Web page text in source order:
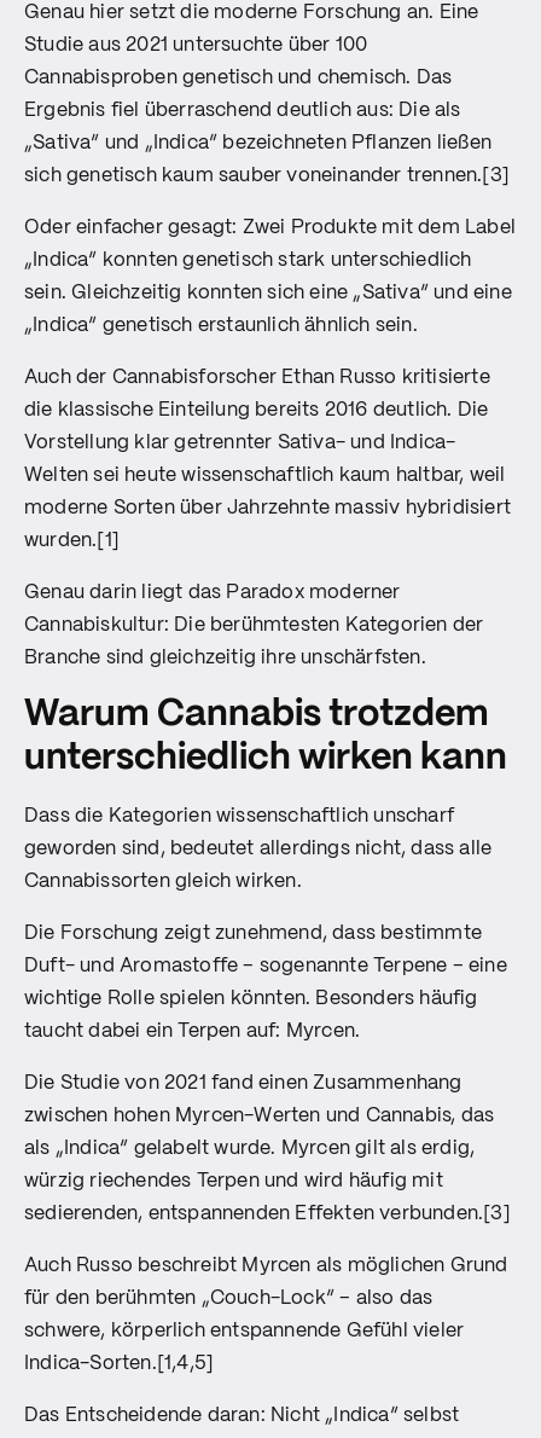
Genau hier setzt die moderne Forschung an. Eine
Studie aus 2021 untersuchte über 100
Cannabisproben genetisch und chemisch. Das
Ergebnis fiel überraschend deutlich aus: Die als
„Sativa“ und „Indica“ bezeichneten Pflanzen ließen
sich genetisch kaum sauber voneinander trennen.[3]
Oder einfacher gesagt: Zwei Produkte mit dem Label
„Indica“ konnten genetisch stark unterschiedlich
sein. Gleichzeitig konnten sich eine „Sativa“ und eine
„Indica“ genetisch erstaunlich ähnlich sein.
Auch der Cannabisforscher Ethan Russo kritisierte
die klassische Einteilung bereits 2016 deutlich. Die
Vorstellung klar getrennter Sativa- und Indica-
Welten sei heute wissenschaftlich kaum haltbar, weil
moderne Sorten über Jahrzehnte massiv hybridisiert
wurden.[1]
Genau darin liegt das Paradox moderner
Cannabiskultur: Die berühmtesten Kategorien der
Branche sind gleichzeitig ihre unschärfsten.
Warum Cannabis trotzdem
unterschiedlich wirken kann
Dass die Kategorien wissenschaftlich unscharf
geworden sind, bedeutet allerdings nicht, dass alle
Cannabissorten gleich wirken.
Die Forschung zeigt zunehmend, dass bestimmte
Duft- und Aromastoffe – sogenannte Terpene – eine
wichtige Rolle spielen könnten. Besonders häufig
taucht dabei ein Terpen auf: Myrcen.
Die Studie von 2021 fand einen Zusammenhang
zwischen hohen Myrcen-Werten und Cannabis, das
als „Indica“ gelabelt wurde. Myrcen gilt als erdig,
würzig riechendes Terpen und wird häufig mit
sedierenden, entspannenden Effekten verbunden.[3]
Auch Russo beschreibt Myrcen als möglichen Grund
für den berühmten „Couch-Lock“ – also das
schwere, körperlich entspannende Gefühl vieler
Indica-Sorten.[1,4,5]
Das Entscheidende daran: Nicht „Indica“ selbst